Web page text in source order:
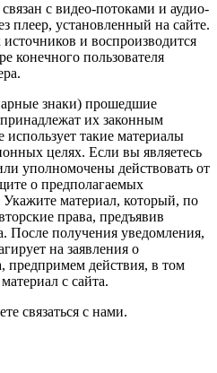
с видео-потоками и аудио-
плеер, установленный на сайте.
и воспроизводится
конечного пользователя
знаки) прошедшие
их законным
такие материалы
целях. Если вы являетесь
уполномочены действовать от
о предполагаемых
материал, который, по
права, предъявив
После получения уведомления,
на заявления о
предпримем действия, в том
с сайта.
связаться с нами.